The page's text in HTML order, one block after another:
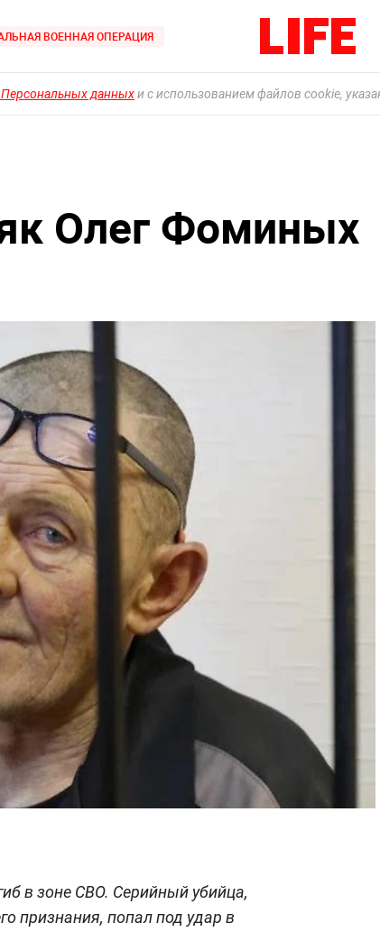
ВОЕННАЯ ОПЕРАЦИЯ
данныхи с использованием файлов cookie,
Олег Фоминых
в зоне СВО. Серийный убийца,
признания, попал под удар в